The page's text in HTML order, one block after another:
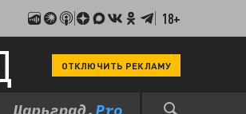
18+
ОТКЛЮЧИТЬ РЕКЛАМУ